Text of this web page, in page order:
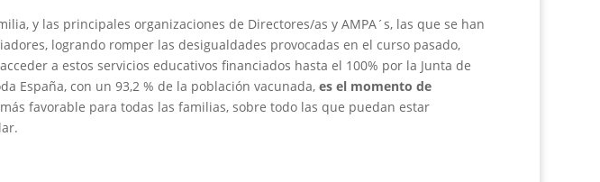
y las principales organizaciones de Directores/as y AMPA´s, las que se han
logrando romper las desigualdades provocadas en el curso pasado,
a estos servicios educativos financiados hasta el 100% por la Junta de
España, con un 93,2 % de la población vacunada, es el momento de
favorable para todas las familias, sobre todo las que puedan estar